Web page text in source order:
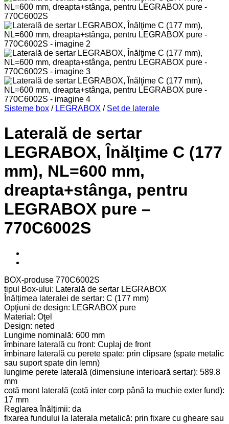
Sisteme box / LEGRABOX / Set de laterale
Laterală de sertar
LEGRABOX, Înălţime C (177
mm), NL=600 mm,
dreapta+stânga, pentru
LEGRABOX pure –
770C6002S
BOX-produse 770C6002S
tipul Box-ului: Laterală de sertar LEGRABOX
Înălțimea lateralei de sertar: C (177 mm)
Opţiuni de design: LEGRABOX pure
Material: Oţel
Design: neted
Lungime nominală: 600 mm
îmbinare laterală cu front: Cuplaj de front
îmbinare laterală cu perete spate: prin clipsare (spate metalic
sau suport spate din lemn)
lungime perete laterală (dimensiune interioară sertar): 589.8
mm
cotă mont laterală (cotă inter corp până la muchie exter fund):
17 mm
Reglarea înălțimii: da
fixarea fundului la laterala metalică: prin fixare cu gheare sau